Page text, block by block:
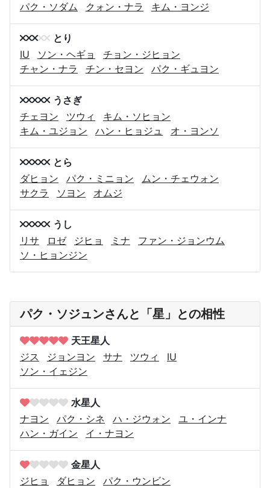
パク・ソダム
クォン・ナラ キム・ヨンジ
とり
IU
ソン・ヘギョ
チョン・ジヒョン
チャン・ナラ
チン・セヨン パク・ギュヨン
うさぎ
チェヨン
ツウィ
キム・ソヒョン
キム・ユジョン
ハン・ヒョジュ オ・ヨンソ
とら
ダヒョン
パク・ミニョン
ムン・チェウォン
サクラ
ソヨン オムジ
うし
リサ
ロゼ ジヒョ ミナ
ファン・ジョンウム
ソ・ヒョンジン
パク・ソジュンさんと「星」との相性
天王星人
ジス
ジョンヨン サナ ツウィ
IU
ソン・イェジン
水星人
ナヨン
パク・シネ ハ・ジウォン
ユ・インナ
ハン・ガイン
イ・ナヨン
金星人
ジヒョ
ダヒョン
パク・ウンビン